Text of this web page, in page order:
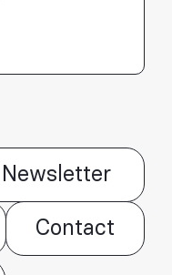
Newsletter
Contact